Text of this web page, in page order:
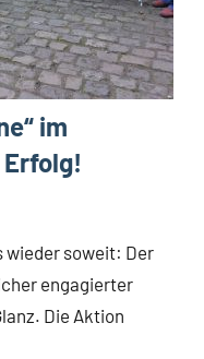
im
wieder soweit: Der
engagierter
Die Aktion